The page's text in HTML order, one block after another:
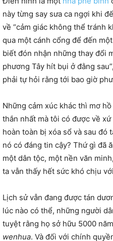
này từng say sưa ca ngợi khi
về “cảm giác không thể tránh
qua một cánh cổng để đến
biết đón nhận những thay đổi
phương Tây hít bụi ở đằng
phải tự hỏi rằng tới bao giờ
Những cảm xúc khác thì mơ
thắn nhất mà tôi có được về
hoàn toàn bị xóa sổ và sau đó
nó có đáng tin cậy? Thứ gì đã
một dân tộc, một nền văn
ta vẫn thấy hết sức khó chịu
Lịch sử vẫn đang được tán
lúc nào có thể, những người
tuyệt rằng họ sở hữu 5000
wenhua. Và đối với chính